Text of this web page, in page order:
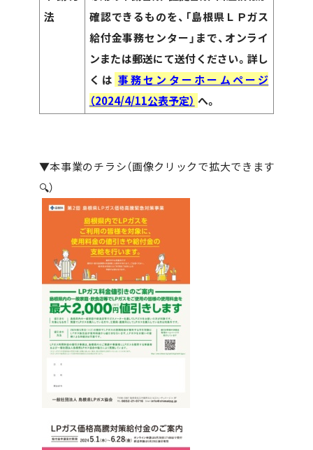
法
確認できるものを、「島根県ＬＰガス
給付金事務センター」まで、オンライ
ンまたは郵送にて送付ください。詳し
くは 事務センターホームページ
（2024/4/11公表予定） へ。
▼本事業のチラシ（画像クリックで拡大できます
🔍）